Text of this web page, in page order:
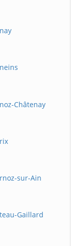
Châtenay
sur-Ain
Gaillard